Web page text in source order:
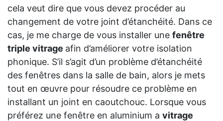
cela veut dire que vous devez procéder au
changement de votre joint d’étanchéité. Dans ce
cas, je me charge de vous installer une fenêtre
triple vitrage afin d’améliorer votre isolation
phonique. S’il s’agit d’un problème d’étanchéité
des fenêtres dans la salle de bain, alors je mets
tout en œuvre pour résoudre ce problème en
installant un joint en caoutchouc. Lorsque vous
préférez une fenêtre en aluminium a vitrage